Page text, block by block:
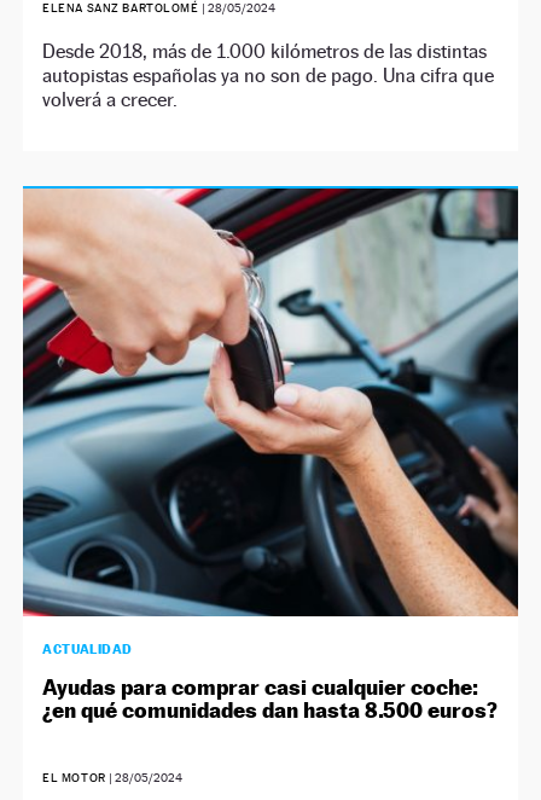
ELENA SANZ BARTOLOMÉ | 28/05/2024
Desde 2018, más de 1.000 kilómetros de las distintas
autopistas españolas ya no son de pago. Una cifra que
volverá a crecer.
ACTUALIDAD
Ayudas para comprar casi cualquier coche:
¿en qué comunidades dan hasta 8.500 euros?
EL MOTOR | 28/05/2024